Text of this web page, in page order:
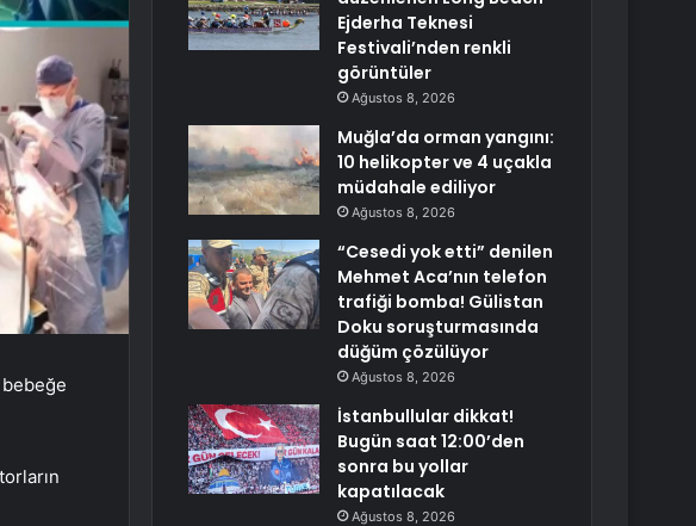
Ejderha Teknesi
Festivali’nden renkli
görüntüler
Ağustos 8, 2026
Muğla’da orman yangını:
10 helikopter ve 4 uçakla
müdahale ediliyor
Ağustos 8, 2026
“Cesedi yok etti” denilen
Mehmet Aca’nın telefon
trafiği bomba! Gülistan
Doku soruşturmasında
düğüm çözülüyor
Ağustos 8, 2026
İstanbullular dikkat!
Bugün saat 12:00’den
sonra bu yollar
kapatılacak
Ağustos 8, 2026